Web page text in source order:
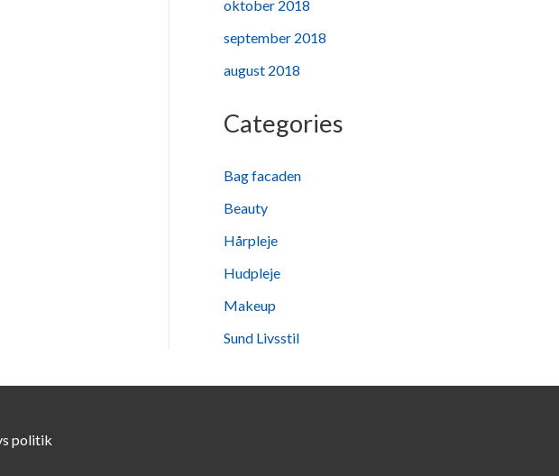
oktober 2018
september 2018
august 2018
Categories
Bag facaden
Beauty
Hårpleje
Hudpleje
Makeup
Sund Livsstil
politik